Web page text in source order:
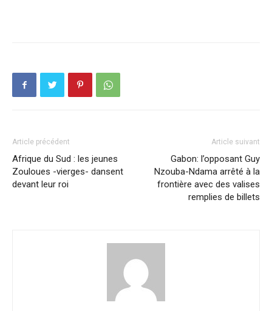
Article précédent
Afrique du Sud : les jeunes
Zouloues -vierges- dansent
devant leur roi
Article suivant
Gabon: l’opposant Guy
Nzouba-Ndama arrêté à la
frontière avec des valises
remplies de billets